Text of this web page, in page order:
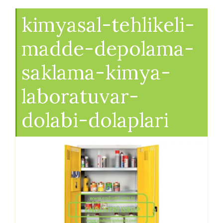
kimyasal-tehlikeli-
madde-depolama-
saklama-kimya-
laboratuvar-
dolabi-dolaplari